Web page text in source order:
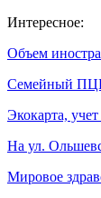
Интересное:
Объем
Семейный
Экокарта,
На ул.
Мировое